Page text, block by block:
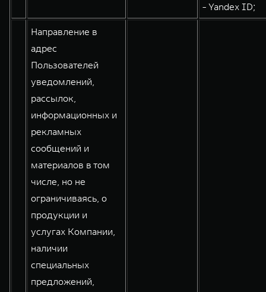
от 8 099 000 ₽
- Yandex ID;
Направление в
адрес
Пользователей
уведомлений,
рассылок,
информационных и
рекламных
сообщений и
материалов в том
числе, но не
ограничиваясь, о
продукции и
услугах Компании,
наличии
специальных
предложений,